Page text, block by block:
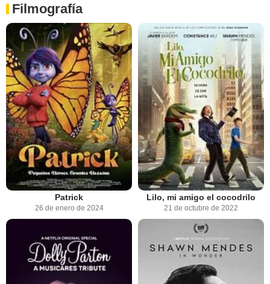
Filmografía
Patrick
26 de enero de 2024
Lilo, mi amigo el cocodrilo
21 de octubre de 2022